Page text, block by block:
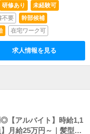
研修あり
未経験可
不要
幹部候補
在宅ワーク可
求人情報を見る
【アルバイト】時給1,1
月給25万円～｜髪型自